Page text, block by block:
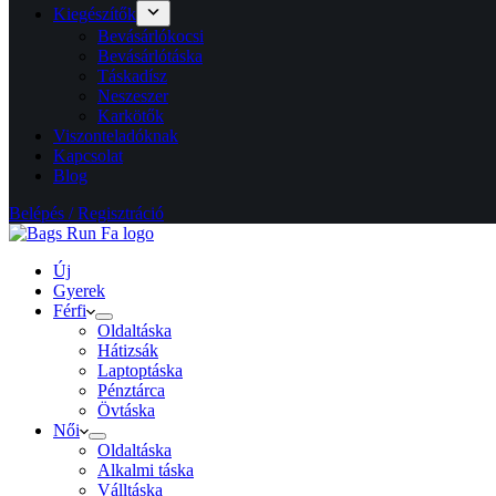
Kiegészítők
Bevásárlókocsi
Bevásárlótáska
Táskadísz
Neszeszer
Karkötők
Viszonteladóknak
Kapcsolat
Blog
Belépés / Regisztráció
Új
Gyerek
Férfi
Oldaltáska
Hátizsák
Laptoptáska
Pénztárca
Övtáska
Női
Oldaltáska
Alkalmi táska
Válltáska